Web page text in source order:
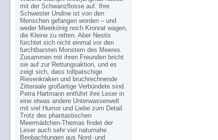
mit der Schwanzflosse auf. Ihre
Schwester Undine ist von den
Menschen gefangen worden – und
weder Meerkönig noch Kronrat wagen,
die Kleine zu retten. Aber Nestis
fürchtet sich nicht einmal vor den
furchtbarsten Monstern des Meeres.
Zusammen mit ihren Freunden bricht
sie auf zur Rettungsaktion, und es
zeigt sich, dass tollpatschige
Riesenkraken und bruchrechnende
Zitteraale großartige Verbündete sind.
Petra Hartmann entführt ihre Leser in
eine etwas andere Unterwasserwelt
mit viel Humor und Liebe zum Detail.
Trotz des phantastischen
Meermädchen-Themas findet der
Leser auch sehr viel naturnahe
Beobachtungen aus Nord- und